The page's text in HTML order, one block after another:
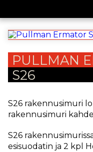
PULLMAN
S26
S26 rakennusimuri
rakennusimuri
S26
esisuodatin ja 2 kpl